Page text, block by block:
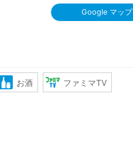
Google マップ
お酒 ファミマTV